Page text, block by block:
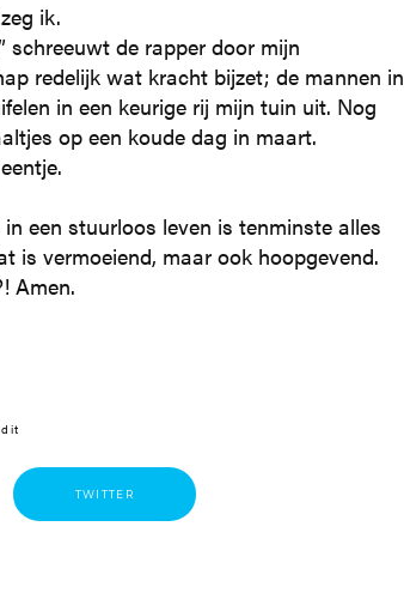
ik.
schreeuwt de rapper door mijn
redelijk wat kracht bijzet; de mannen in
in een keurige rij mijn tuin uit. Nog
op een koude dag in maart.
een stuurloos leven is tenminste alles
is vermoeiend, maar ook hoopgevend.
Amen.
TWITTER